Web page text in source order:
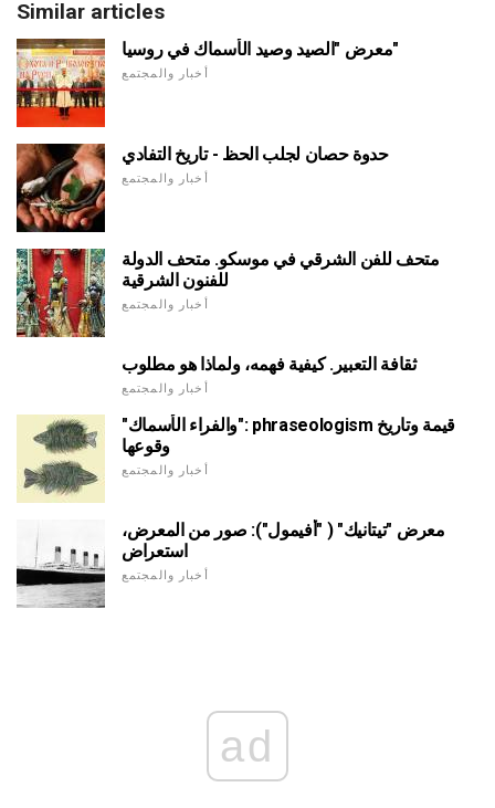
Similar articles
معرض "الصيد وصيد الأسماك في روسيا"
أخبار والمجتمع
حدوة حصان لجلب الحظ - تاريخ التفادي
أخبار والمجتمع
متحف للفن الشرقي في موسكو. متحف الدولة
للفنون الشرقية
أخبار والمجتمع
ثقافة التعبير. كيفية فهمه، ولماذا هو مطلوب
أخبار والمجتمع
"والفراء الأسماك": phraseologism قيمة وتاريخ
وقوعها
أخبار والمجتمع
معرض "تيتانيك" ( "أفيمول"): صور من المعرض،
استعراض
أخبار والمجتمع
ad